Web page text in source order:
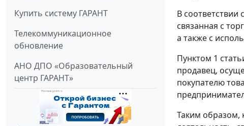
Купить систему ГАРАНТ
Телекоммуникационное
обновление
АНО ДПО «Образовательный
центр ГАРАНТ»
В соответствии
связанная с
а также с
Пунктом 1
продавец,
покупателю
Таким образом,